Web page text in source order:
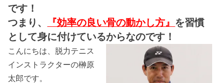
です！
つまり、
『効率の良い骨の動かし方』 を習慣
として身に付けているからなのです！
こんにちは、脱力テニス
インストラクターの榊原
太郎です。